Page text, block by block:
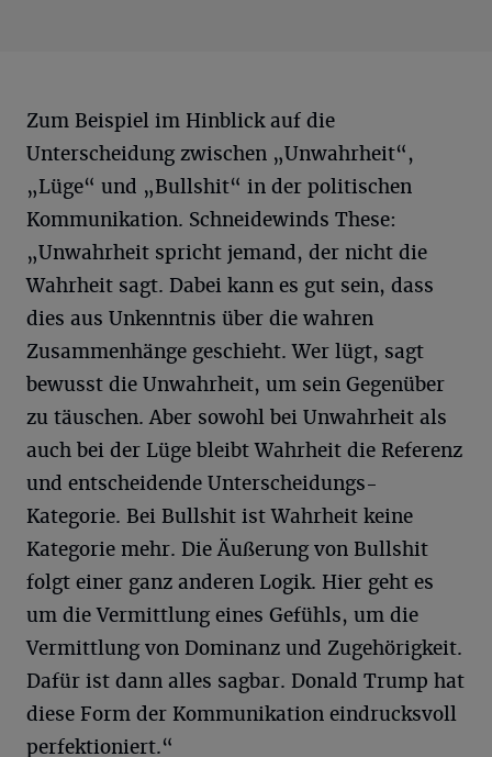
Zum Beispiel im Hinblick auf die
Unterscheidung zwischen „Unwahrheit“,
„Lüge“ und „Bullshit“ in der politischen
Kommunikation. Schneidewinds These:
„Unwahrheit spricht jemand, der nicht die
Wahrheit sagt. Dabei kann es gut sein, dass
dies aus Unkenntnis über die wahren
Zusammenhänge geschieht. Wer lügt, sagt
bewusst die Unwahrheit, um sein Gegenüber
zu täuschen. Aber sowohl bei Unwahrheit als
auch bei der Lüge bleibt Wahrheit die Referenz
und entscheidende Unterscheidungs-
Kategorie. Bei Bullshit ist Wahrheit keine
Kategorie mehr. Die Äußerung von Bullshit
folgt einer ganz anderen Logik. Hier geht es
um die Vermittlung eines Gefühls, um die
Vermittlung von Dominanz und Zugehörigkeit.
Dafür ist dann alles sagbar. Donald Trump hat
diese Form der Kommunikation eindrucksvoll
perfektioniert.“